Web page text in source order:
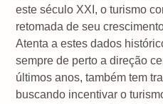
este século XXI, o turismo
retomada de seu
Atenta a estes dados
sempre de perto a direção
últimos anos, também tem
buscando incentivar o